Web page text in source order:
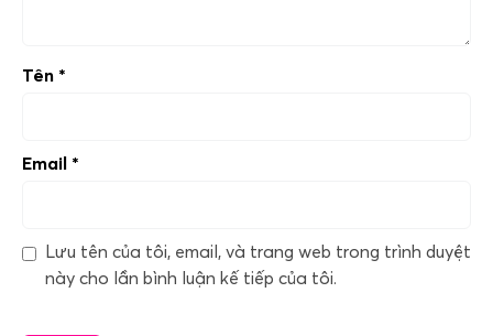
Tên *
Email *
Lưu tên của tôi, email, và trang web trong trình duyệt
này cho lần bình luận kế tiếp của tôi.